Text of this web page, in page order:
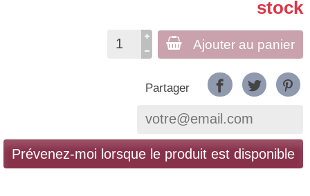
stock
Ajouter au panier
Partager
Prévenez-moi lorsque le produit est disponible